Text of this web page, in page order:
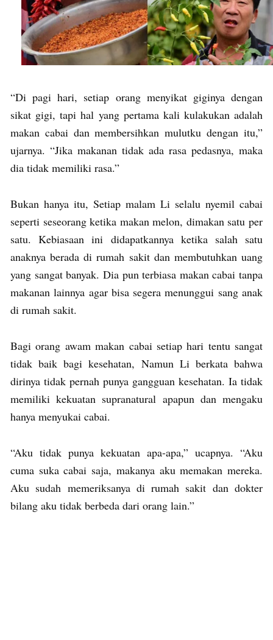
“Di pagi hari, setiap orang menyikat giginya dengan
sikat gigi, tapi hal yang pertama kali kulakukan adalah
makan cabai dan membersihkan mulutku dengan itu,”
ujarnya. “Jika makanan tidak ada rasa pedasnya, maka
dia tidak memiliki rasa.”
Bukan hanya itu, Setiap malam Li selalu nyemil cabai
seperti seseorang ketika makan melon, dimakan satu per
satu. Kebiasaan ini didapatkannya ketika salah satu
anaknya berada di rumah sakit dan membutuhkan uang
yang sangat banyak. Dia pun terbiasa makan cabai tanpa
makanan lainnya agar bisa segera menunggui sang anak
di rumah sakit.
Bagi orang awam makan cabai setiap hari tentu sangat
tidak baik bagi kesehatan, Namun Li berkata bahwa
dirinya tidak pernah punya gangguan kesehatan. Ia tidak
memiliki kekuatan supranatural apapun dan mengaku
hanya menyukai cabai.
“Aku tidak punya kekuatan apa-apa,” ucapnya. “Aku
cuma suka cabai saja, makanya aku memakan mereka.
Aku sudah memeriksanya di rumah sakit dan dokter
bilang aku tidak berbeda dari orang lain.”